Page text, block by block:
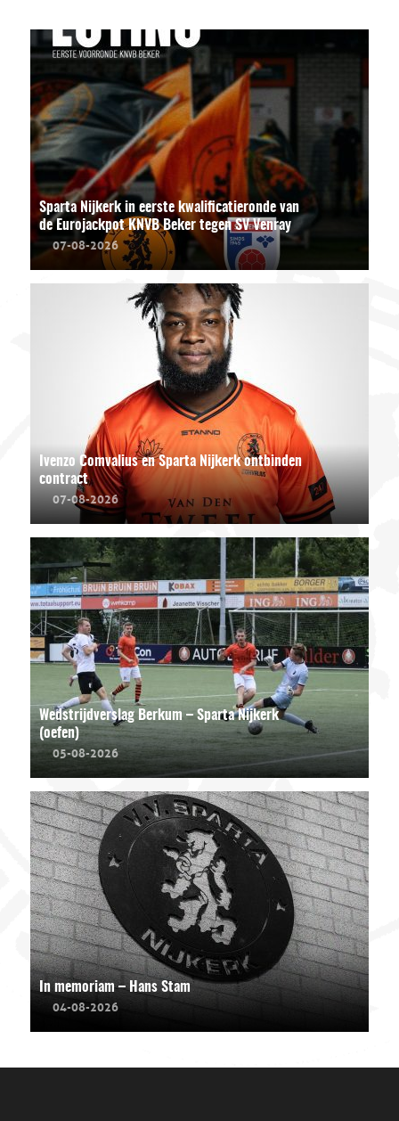
Sparta Nijkerk in eerste kwalificatieronde van
de Eurojackpot KNVB Beker tegen SV Venray
07-08-2026
Ivenzo Comvalius en Sparta Nijkerk ontbinden
contract
07-08-2026
Wedstrijdverslag Berkum – Sparta Nijkerk
(oefen)
05-08-2026
In memoriam – Hans Stam
04-08-2026